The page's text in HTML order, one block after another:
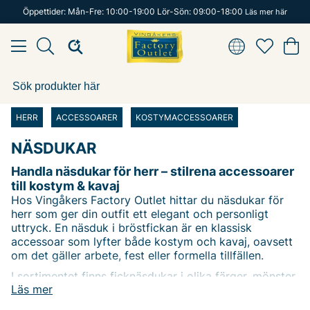
Öppettider: Mån-Fre: 10:00-19:00 Lör-Sön: 09:00-18:00 Läs mer här
HERR ACCESSOARER KOSTYMACCESSOARER
NÄSDUKAR
Läs mer
Handla näsdukar för herr – stilrena accessoarer
till kostym & kavaj
Hos Vingåkers Factory Outlet hittar du näsdukar för
herr som ger din outfit ett elegant och personligt
uttryck. En näsduk i bröstfickan är en klassisk
accessoar som lyfter både kostym och kavaj, oavsett
om det gäller arbete, fest eller formella tillfällen.
I sortimentet finns ficknäsdukar i olika färger, mönster
och material – från tidlösa enfärgade modeller till mer